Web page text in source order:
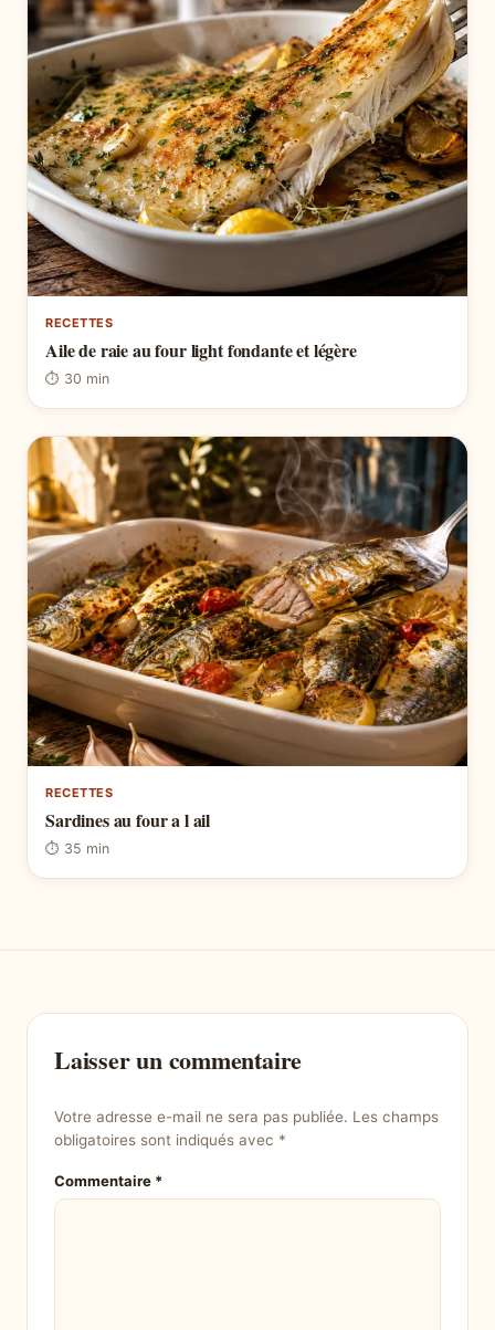
RECETTES
Aile de raie au four light fondante et légère
⏱ 30 min
RECETTES
Sardines au four a l ail
⏱ 35 min
Laisser un commentaire
Votre adresse e-mail ne sera pas publiée. Les champs
obligatoires sont indiqués avec *
Commentaire *